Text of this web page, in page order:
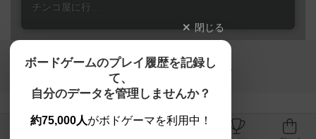
チンコ屋に行...
閉じる
ボードゲームのプレイ履歴を記録し
て、
自分のデータを管理しませんか？
約75,000人がボドゲーマを利用中！
【ボドゲーマ】ボードゲームの総合情報サイト